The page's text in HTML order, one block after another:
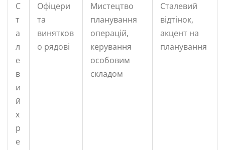
С
т
а
л
е
в
и
й
х
р
е
Офіцери
та
винятков
о рядові
Мистецтво
планування
операцій,
керування
особовим
складом
Сталевий
відтінок,
акцент на
планування